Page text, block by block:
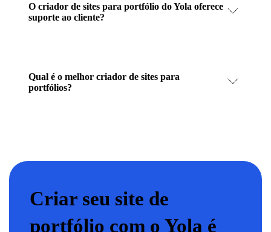
O criador de sites para portfólio do Yola oferece
suporte ao cliente?
Qual é o melhor criador de sites para
portfólios?
Criar seu site de
portfólio com o Yola é